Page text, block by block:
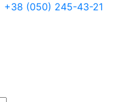
+38 (050) 245-43-21